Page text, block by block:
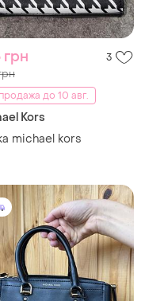
3
до 10 авг.
Kors
michael kors